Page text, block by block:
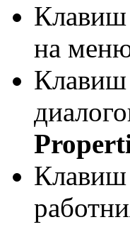
Клавиш
на
Клавиш
Клавиш